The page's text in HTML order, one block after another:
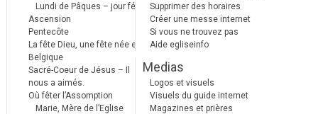
Lundi de Pâques – jour férié
Ascension
Pentecôte
La fête Dieu, une fête née en
Belgique
Sacré-Coeur de Jésus – Il
nous a aimés.
Où fêter l’Assomption
Marie, Mère de l’Eglise
Supprimer des horaires
Créer une messe internet
Si vous ne trouvez pas
Aide egliseinfo
Medias
Logos et visuels
Visuels du guide internet
Magazines et prières